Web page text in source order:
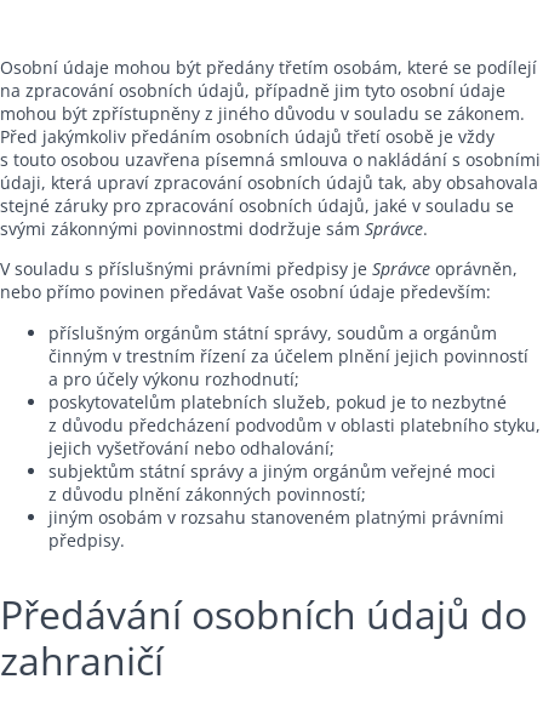
Osobní údaje mohou být předány třetím osobám, které se podílejí
na zpracování osobních údajů, případně jim tyto osobní údaje
mohou být zpřístupněny z jiného důvodu v souladu se zákonem.
Před jakýmkoliv předáním osobních údajů třetí osobě je vždy
s touto osobou uzavřena písemná smlouva o nakládání s osobními
údaji, která upraví zpracování osobních údajů tak, aby obsahovala
stejné záruky pro zpracování osobních údajů, jaké v souladu se
svými zákonnými povinnostmi dodržuje sám Správce.
V souladu s příslušnými právními předpisy je Správce oprávněn,
nebo přímo povinen předávat Vaše osobní údaje především:
příslušným orgánům státní správy, soudům a orgánům
činným v trestním řízení za účelem plnění jejich povinností
a pro účely výkonu rozhodnutí;
poskytovatelům platebních služeb, pokud je to nezbytné
z důvodu předcházení podvodům v oblasti platebního styku,
jejich vyšetřování nebo odhalování;
subjektům státní správy a jiným orgánům veřejné moci
z důvodu plnění zákonných povinností;
jiným osobám v rozsahu stanoveném platnými právními
předpisy.
Předávání osobních údajů do
zahraničí